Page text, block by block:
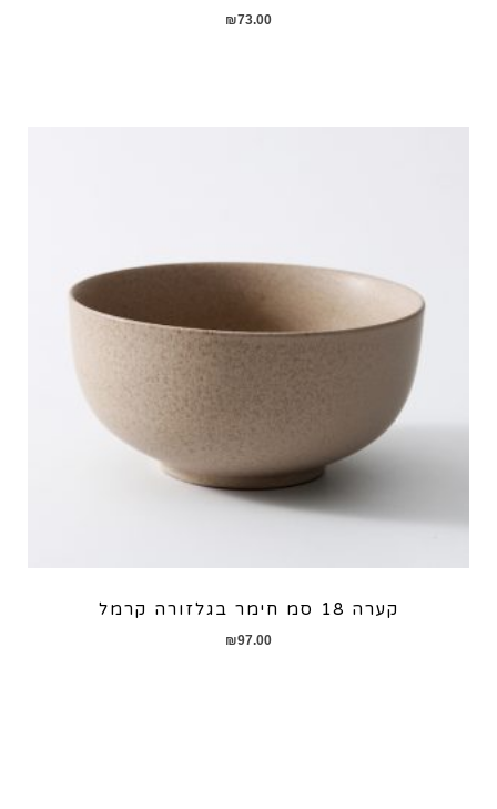
₪73.00
קערה 18 סמ חימר בגלזורה קרמל
₪97.00